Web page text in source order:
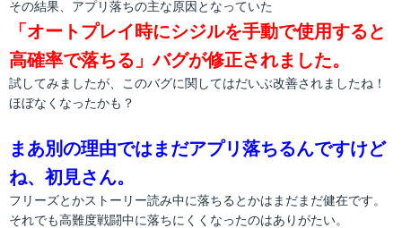
その結果、アプリ落ちの主な原因となっていた
「オートプレイ時にシジルを手動で使用すると
高確率で落ちる」バグが修正されました。
試してみましたが、このバグに関してはだいぶ改善されましたね！
ほぼなくなったかも？
まあ別の理由ではまだアプリ落ちるんですけど
ね、初見さん。
フリーズとかストーリー読み中に落ちるとかはまだまだ健在です。
それでも高難度戦闘中に落ちにくくなったのはありがたい。